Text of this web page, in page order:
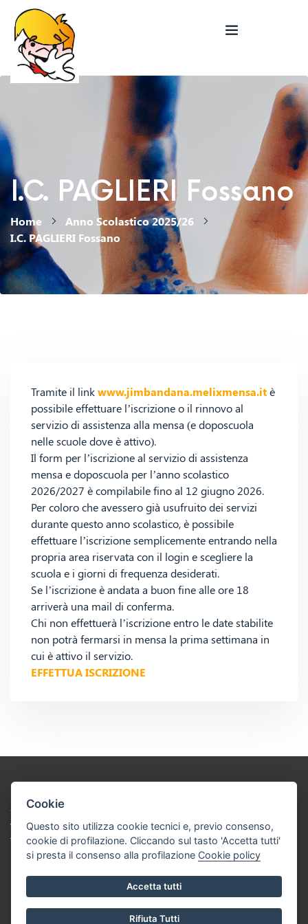
I.C. PAGLIERI Fossano
Home
Anno Scolastico 2025/26
I.C. PAGLIERI Fossano
Tramite il linkwww.jimbandana.melixmensa.itè
possibile effettuare l’iscrizione o il rinnovo al
servizio di assistenza alla mensa (e doposcuola
nelle scuole dove è attivo).
Il form per l’iscrizione al servizio di assistenza
mensa e doposcuola per l’anno scolastico
2026/2027 è compilabile fino al 12 giugno 2026.
Per coloro che avessero già usufruito dei servizi
durante questo anno scolastico, è possibile
effettuare l’iscrizione semplicemente entrando nella
propria area riservata con il login e scegliere la
scuola e i giorni di frequenza desiderati.
Se l’iscrizione è andata a buon fine alle ore 18
arriverà una mail di conferma.
Chi non effettuerà l’iscrizione entro le date stabilite
non potrà fermarsi in mensa la prima settimana in
cui è attivo il servizio.
EFFETTUA ISCRIZIONE
SOCIETA’ COOPERATIVA SOCIALE
“GLI AMICI DI JIM BANDANA”
Via A. Bassignano 46 – 12100 Cuneo - Partita Iva: 02732270042
Tel: 0171 634868 Cell: +39. 3346532444
info@jimbandana.it - amministrazione@jimbandana.it
Informativa Privacy & Cookies
Realizzato da Leonardo Web
Aperto dal martedì al giovedì | Mattino: 10:30 – 12:00
Cookie
Questo sito utilizza cookie tecnici e, previo consenso,
cookie di profilazione. Cliccando sul tasto 'Accetta tutti'
si presta il consenso alla profilazione Cookie policy
Accetta tutti
Rifiuta Tutti